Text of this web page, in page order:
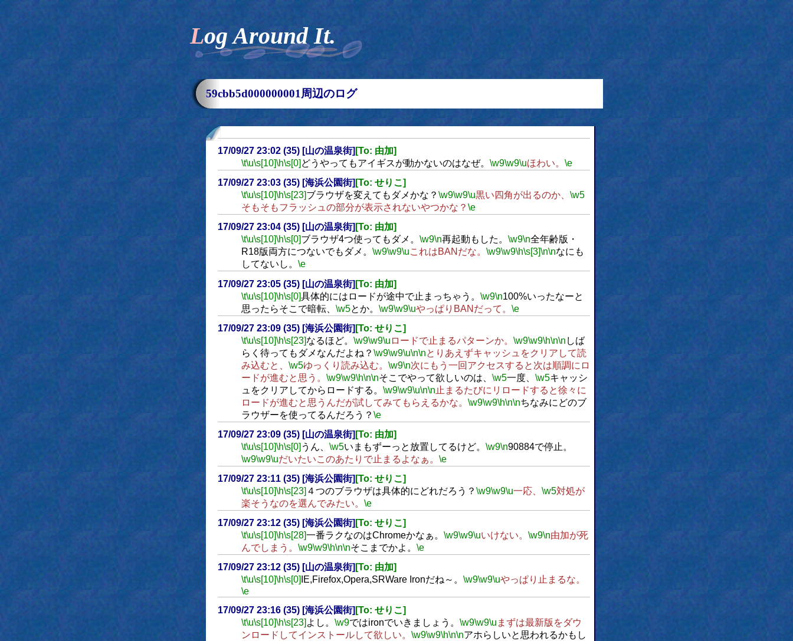
Log Around It.
59cbb5d000000001周辺のログ
17/09/27 23:02 (35) [山の温泉街] [To: 由加]
\t\u\s[10]\h\s[0] どうやってもアイギスが動かないのはなぜ。 \w9\w9\uほわい。 \e
17/09/27 23:03 (35) [海浜公園街] [To: せりこ]
\t\u\s[10]\h\s[23]ブラウザを変えてもダメかな？ \w9\w9\u黒い四角が出るのか、 \w5
そもそもフラッシュの部分が表示されないやつかな？ \e
17/09/27 23:04 (35) [山の温泉街] [To: 由加]
\t\u\s[10]\h\s[0]ブラウザ4つ使ってもダメ。 \w9\n再起動もした。 \w9\n全年齢版・
R18版両方につないでもダメ。 \w9\w9\uこれはBANだな。 \w9\w9\h\s[3]\n\nなにも
してないし。 \e
17/09/27 23:05 (35) [山の温泉街] [To: 由加]
\t\u\s[10]\h\s[0]具体的にはロードが途中で止まっちゃう。 \w9\n100%いったなーと
思ったらそこで暗転、 \w5とか。 \w9\w9\uやっぱりBANだって。 \e
17/09/27 23:09 (35) [海浜公園街] [To: せりこ]
\t\u\s[10]\h\s[23]なるほど。 \w9\w9\u ロードで止まるパターンか。 \w9\w9\h\n\n しば
らく待ってもダメなんだよね？ \w9\w9\u\n\nとりあえずキャッシュをクリアして読
み込むと、 \w5ゆっくり読み込む。 \w9\n次にもう一回アクセスすると次は順調にロ
ードが進むと思う。 \w9\w9\h\n\nそこでやって欲しいのは、 \w5一度、 \w5キャッシ
ュをクリアしてからロードする。 \w9\w9\u\n\n 止まるたびにリロードすると徐々に
ロードが進むと思うんだが試してみてもらえるかな。 \w9\w9\h\n\nちなみにどのブ
ラウザーを使ってるんだろう？ \e
17/09/27 23:09 (35) [山の温泉街] [To: 由加]
\t\u\s[10]\h\s[0] うん、 \w5いまもずーっと放置してるけど。 \w9\n90884で停止。
\w9\w9\uだいたいこのあたりで止まるよなぁ。 \e
17/09/27 23:11 (35) [海浜公園街] [To: せりこ]
\t\u\s[10]\h\s[23] ４つのブラウザは具体的にどれだろう？ \w9\w9\u一応、 \w5対処が
楽そうなのを選んでみたい。 \e
17/09/27 23:12 (35) [海浜公園街] [To: せりこ]
\t\u\s[10]\h\s[28]一番ラクなのはChromeかなぁ。 \w9\w9\uいけない。 \w9\n由加が死
んでしまう。 \w9\w9\h\n\nそこまでかよ。 \e
17/09/27 23:12 (35) [山の温泉街] [To: 由加]
\t\u\s[10] \h\s[0] IE,Firefox,Opera,SRWare Ironだね～。 \w9\w9\uやっぱり止まるな。
\e
17/09/27 23:16 (35) [海浜公園街] [To: せりこ]
\t\u\s[10]\h\s[23] よし。 \w9ではironでいきましょう。 \w9\w9\u まずは最新版をダウ
ンロードしてインストールして欲しい。 \w9\w9\h\n\nアホらしいと思われるかもし